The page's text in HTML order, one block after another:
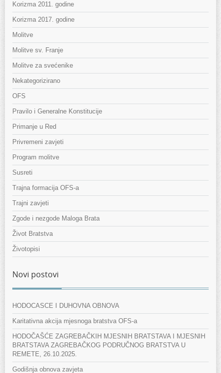
Korizma 2011. godine
Korizma 2017. godine
Molitve
Molitve sv. Franje
Molitve za svećenike
Nekategorizirano
OFS
Pravilo i Generalne Konstitucije
Primanje u Red
Privremeni zavjeti
Program molitve
Susreti
Trajna formacija OFS-a
Trajni zavjeti
Zgode i nezgode Maloga Brata
Život Bratstva
Životopisi
Novi postovi
HODOCASCE I DUHOVNA OBNOVA
Karitativna akcija mjesnoga bratstva OFS-a
HODOČAŠĆE ZAGREBAČKIH MJESNIH BRATSTAVA I MJESNIH
BRATSTAVA ZAGREBAČKOG PODRUČNOG BRATSTVA U
REMETE, 26.10.2025.
Godišnja obnova zavjeta